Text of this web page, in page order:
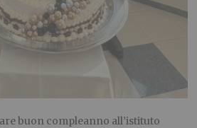
buon compleanno all’istituto